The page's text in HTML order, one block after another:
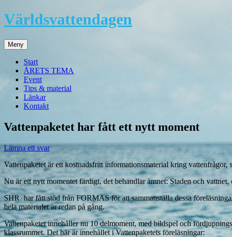
Hoppa
till
Världsvattendagen
Meny
Start
ÅRETS TEMA
Event
Tips & material
Länkar
Kontakt
Vattenpaketet har fått ett nytt moment
Lämna ett svar
Vattenpaketet är ett kostnadsfritt informationsmaterial kring
Nu är ett nytt momentet färdigt, det behandlar ämnet: Staden och
SHR har fått stöd från FORMAS för att sammanställa dessa
hela materialet är redan på gång.
Vattenpaketet innehåller nu 10 delmoment, med bildspel och
klassrummet. Det här är innehållet i Vattenpaketets föreläsningar: